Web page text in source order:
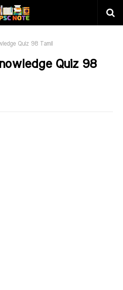
Quiz 98 Tamil
Quiz 98